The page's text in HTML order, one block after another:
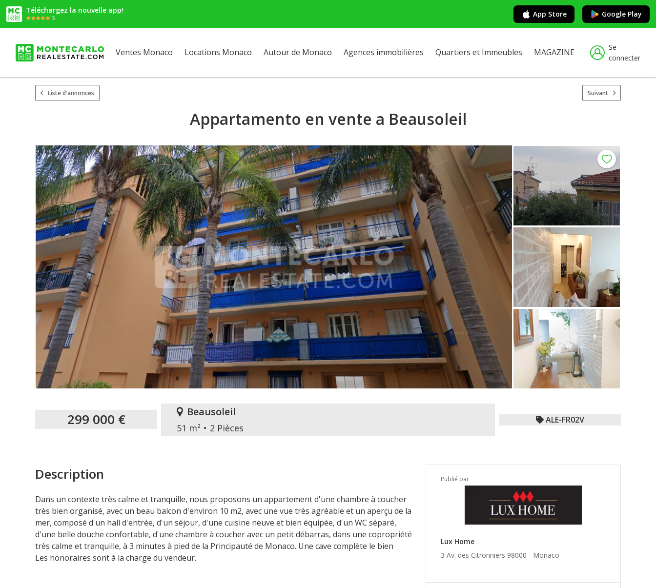
Téléchargez la nouvelle app!
5 App Store Google Play
Ventes Monaco Locations Monaco Autour de Monaco Agences immobilières Quartiers et Immeubles MAGAZINE
Se
connecter
Liste d'annonces Suivant
Appartamento en vente a Beausoleil
299 000 € Beausoleil
51 m² 2 Pièces
ALE-FR02V
Publié par
Lux Home
3 Av. des Citronniers 98000 - Monaco
Description
Dans un contexte très calme et tranquille, nous proposons un appartement d'une chambre à coucher
très bien organisé, avec un beau balcon d'environ 10 m2, avec une vue très agréable et un aperçu de la
mer, composé d'un hall d'entrée, d'un séjour, d'une cuisine neuve et bien équipée, d'un WC séparé,
d'une belle douche confortable, d'une chambre à coucher avec un petit débarras, dans une copropriété
très calme et tranquille, à 3 minutes à pied de la Principauté de Monaco. Une cave complète le bien
Les honoraires sont à la charge du vendeur.